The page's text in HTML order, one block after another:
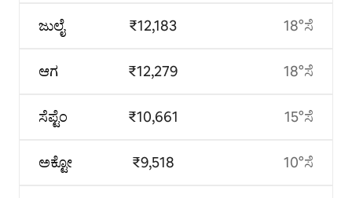
ಜುಲೈ
ಆಗ
ಸೆಪ್ಟೆಂ
ಅಕ್ಟೋ
₹12,183
₹12,279
₹10,661
₹9,518
18°ಸೆ
18°ಸೆ
15°ಸೆ
10°ಸೆ